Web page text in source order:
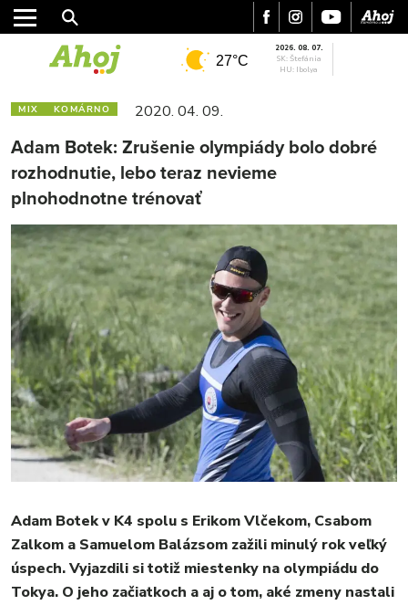
27°C
2026. 08. 07.
SK: Štefánia
HU: Ibolya
MIX KOMÁRNO 2020. 04. 09.
Adam Botek: Zrušenie olympiády bolo dobré
rozhodnutie, lebo teraz nevieme
plnohodnotne trénovať
Adam Botek v K4 spolu s Erikom Vlčekom, Csabom
Zalkom a Samuelom Balázsom zažili minulý rok veľký
úspech. Vyjazdili si totiž miestenky na olympiádu do
Tokya. O jeho začiatkoch a aj o tom, aké zmeny nastali